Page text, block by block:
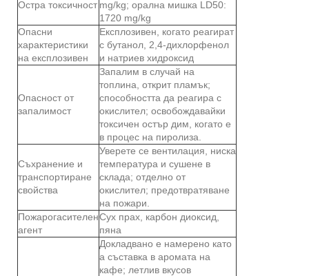
Остра токсичност mg/kg; орална мишка LD50:
1720 mg/kg
Опасни
характеристики
на експлозивен
Експлозивен, когато реагират
с бутанол, 2,4-дихлорфенол
и натриев хидроксид
Опасност от
запалимост
Запалим в случай на
топлина, открит пламък;
способността да реагира с
окислител; освобождавайки
токсичен остър дим, когато е
в процес на пиролиза.
Съхранение и
транспортиране
свойства
Уверете се вентилация, ниска
температура и сушене в
склада; отделно от
окислител; предотвратяване
на пожари.
Пожарогасителен
агент
Сух прах, карбон диоксид,
пяна
Докладвано е намерено като
a съставка в аромата на
кафе; летлив вкусов